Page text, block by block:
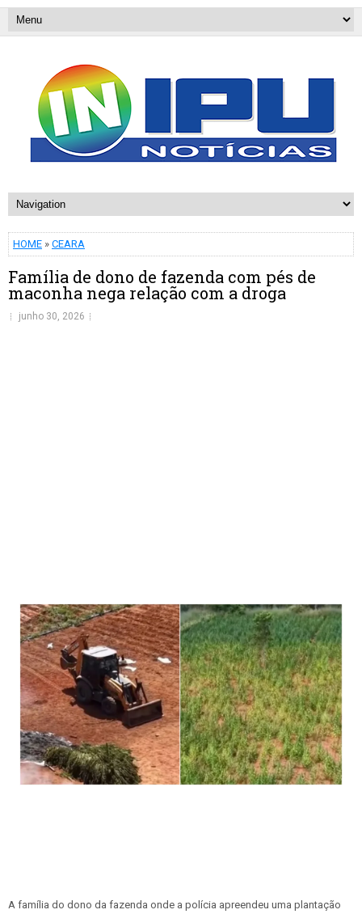
HOME » CEARA
Família de dono de fazenda com pés de
maconha nega relação com a droga
junho 30, 2026
A família do dono da fazenda onde a polícia apreendeu uma plantação